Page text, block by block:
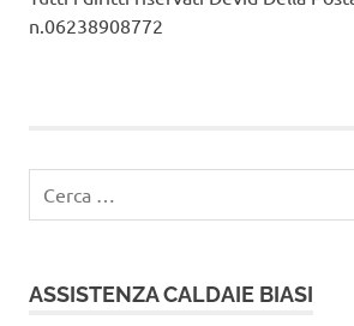
n.06238908772
per:
ASSISTENZA CALDAIE BIASI